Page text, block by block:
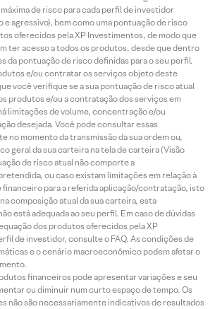
de risco para cada perfil de investidor
e agressivo), bem como uma pontuação de risco
oferecidos pela XP Investimentos, de modo que
ter acesso a todos os produtos, desde que dentro
da pontuação de risco definidas para o seu perfil.
e/ou contratar os serviços objeto deste
você verifique se a sua pontuação de risco atual
produtos e/ou a contratação dos serviços em
limitações de volume, concentração e/ou
desejada. Você pode consultar essas
no momento da transmissão da sua ordem ou,
geral da sua carteira na tela de carteira (Visão
de risco atual não comporte a
ou caso existam limitações em relação à
financeiro para a referida aplicação/contratação, isto
composição atual da sua carteira, esta
está adequada ao seu perfil. Em caso de dúvidas
dos produtos oferecidos pela XP
de investidor, consulte o FAQ. As condições de
e o cenário macroeconômico podem afetar o
financeiros pode apresentar variações e seu
ou diminuir num curto espaço de tempo. Os
não são necessariamente indicativos de resultados